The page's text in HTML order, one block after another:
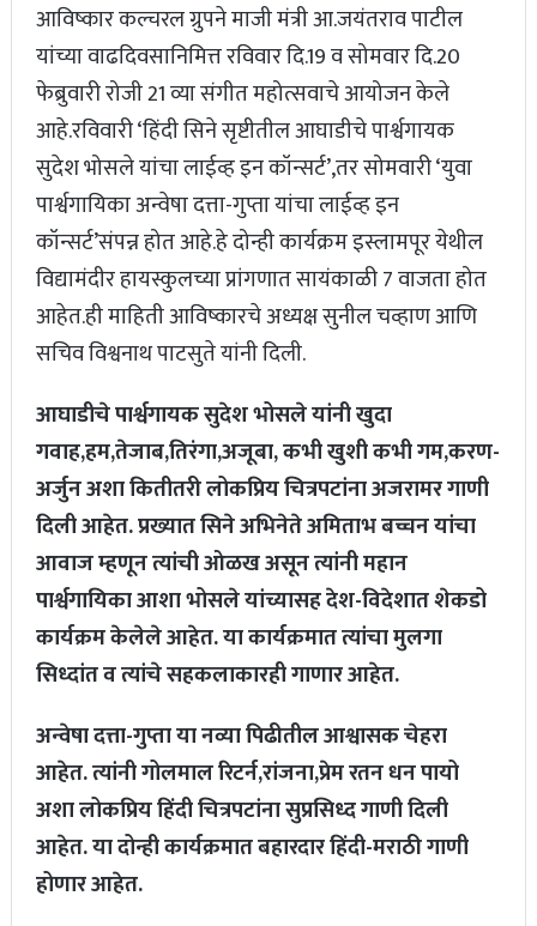
आविष्कार कल्चरल ग्रुपने माजी मंत्री आ.जयंतराव पाटील
यांच्या वाढदिवसानिमित्त रविवार दि.19 व सोमवार दि.20
फेब्रुवारी रोजी 21 व्या संगीत महोत्सवाचे आयोजन केले
आहे.रविवारी ‘हिंदी सिने सृष्टीतील आघाडीचे पार्श्वगायक
सुदेश भोसले यांचा लाईव्ह इन कॉन्सर्ट’,तर सोमवारी ‘युवा
पार्श्वगायिका अन्वेषा दत्ता-गुप्ता यांचा लाईव्ह इन
कॉन्सर्ट’संपन्न होत आहे.हे दोन्ही कार्यक्रम इस्लामपूर येथील
विद्यामंदीर हायस्कुलच्या प्रांगणात सायंकाळी 7 वाजता होत
आहेत.ही माहिती आविष्कारचे अध्यक्ष सुनील चव्हाण आणि
सचिव विश्वनाथ पाटसुते यांनी दिली.
आघाडीचे पार्श्वगायक सुदेश भोसले यांनी खुदा
गवाह,हम,तेजाब,तिरंगा,अजूबा, कभी खुशी कभी गम,करण-
अर्जुन अशा कितीतरी लोकप्रिय चित्रपटांना अजरामर गाणी
दिली आहेत. प्रख्यात सिने अभिनेते अमिताभ बच्चन यांचा
आवाज म्हणून त्यांची ओळख असून त्यांनी महान
पार्श्वगायिका आशा भोसले यांच्यासह देश-विदेशात शेकडो
कार्यक्रम केलेले आहेत. या कार्यक्रमात त्यांचा मुलगा
सिध्दांत व त्यांचे सहकलाकारही गाणार आहेत.
अन्वेषा दत्ता-गुप्ता या नव्या पिढीतील आश्वासक चेहरा
आहेत. त्यांनी गोलमाल रिटर्न,रांजना,प्रेम रतन धन पायो
अशा लोकप्रिय हिंदी चित्रपटांना सुप्रसिध्द गाणी दिली
आहेत. या दोन्ही कार्यक्रमात बहारदार हिंदी-मराठी गाणी
होणार आहेत.